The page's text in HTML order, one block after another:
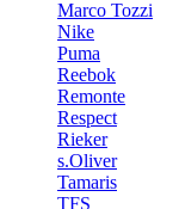
Marco Tozzi
Nike
Puma
Reebok
Remonte
Respect
Rieker
s.Oliver
Tamaris
TFS